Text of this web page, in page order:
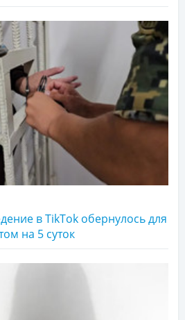
в TikTok обернулось для
на 5 суток